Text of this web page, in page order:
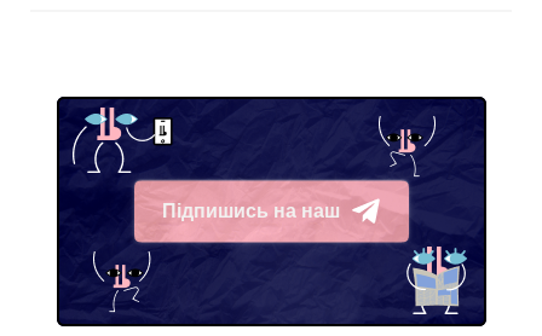
Підпишись на наш
Telegram